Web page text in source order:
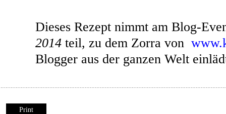
Dieses Rezept nimmt am Blog-
2014 teil, zu dem Zorra von
Blogger aus der ganzen Welt
Print